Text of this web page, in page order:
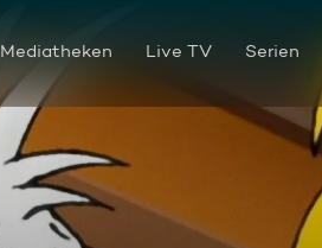
Mediatheken Live TV Serien